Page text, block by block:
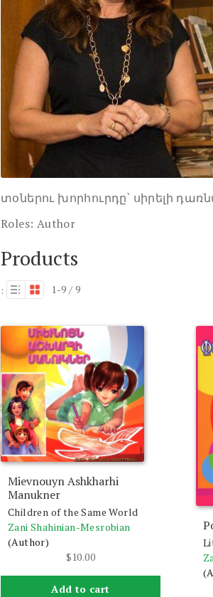
տօներու խորհուրդը՝ սիրելի
Roles: Author
Products
: 1-9 / 9
Mievnouyn Ashkharhi
Manukner
Children of the Same World
Zani Shahinian-Mesrobian
(Author)
$10.00
Add to cart